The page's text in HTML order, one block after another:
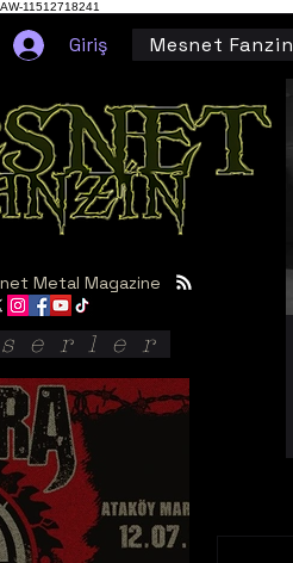
AW-11512718241
Giriş Mesnet Fanzin
Metal Magazine